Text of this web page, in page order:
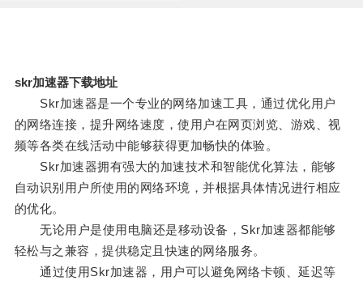
skr加速器下载地址
Skr加速器是一个专业的网络加速工具，通过优化用户
的网络连接，提升网络速度，使用户在网页浏览、游戏、视
频等各类在线活动中能够获得更加畅快的体验。
Skr加速器拥有强大的加速技术和智能优化算法，能够
自动识别用户所使用的网络环境，并根据具体情况进行相应
的优化。
无论用户是使用电脑还是移动设备，Skr加速器都能够
轻松与之兼容，提供稳定且快速的网络服务。
通过使用Skr加速器，用户可以避免网络卡顿、延迟等